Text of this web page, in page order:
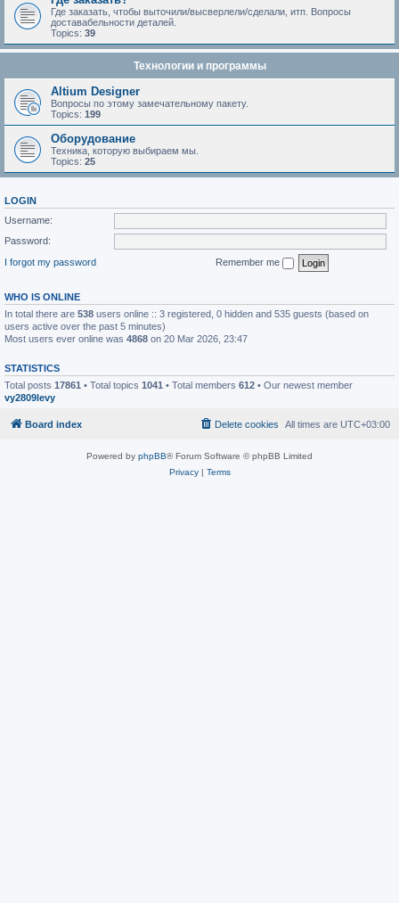
Где заказать, чтобы выточили/высверлели/сделали, итп. Вопросы
доставабельности деталей.
Topics: 39
Технологии и программы
Altium Designer
Вопросы по этому замечательному пакету.
Topics: 199
Оборудование
Техника, которую выбираем мы.
Topics: 25
LOGIN
Username:
Password:
I forgot my password
Remember me
WHO IS ONLINE
In total there are 538 users online :: 3 registered, 0 hidden and 535 guests (based on
users active over the past 5 minutes)
Most users ever online was 4868 on 20 Mar 2026, 23:47
STATISTICS
Total posts 17861 • Total topics 1041 • Total members 612 • Our newest member
vy2809levy
Board index All times are UTC+03:00
Delete cookies
Powered by phpBB® Forum Software © phpBB Limited
Privacy| Terms